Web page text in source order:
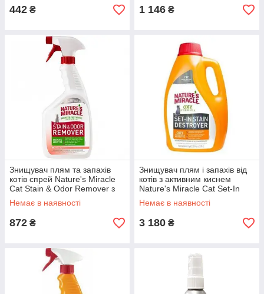
442 ₴ 1 146 ₴
Знищувач плям та запахів
котів спрей Nature's Miracle
Cat Stain & Odor Remover з
ароматом дині 946 мл
Немає в наявності
872 ₴
Знищувач плям і запахів від
котів з активним киснем
Nature's Miracle Cat Set-In
Stain Destroyer Oxy Formula
3,7 л
Немає в наявності
3 180 ₴